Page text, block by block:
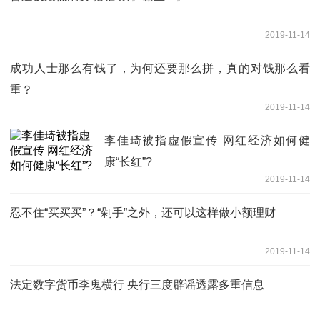
2019-11-14
成功人士那么有钱了，为何还要那么拼，真的对钱那么看
重？
2019-11-14
李佳琦被指虚假宣传 网红经济如何健
康“长红”?
2019-11-14
忍不住“买买买”？“剁手”之外，还可以这样做小额理财
2019-11-14
法定数字货币李鬼横行 央行三度辟谣透露多重信息